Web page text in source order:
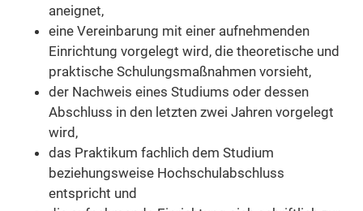
aneignet,
eine Vereinbarung mit einer aufnehmenden
Einrichtung vorgelegt wird, die theoretische und
praktische Schulungsmaßnahmen vorsieht,
der Nachweis eines Studiums oder dessen
Abschluss in den letzten zwei Jahren vorgelegt
wird,
das Praktikum fachlich dem Studium
beziehungsweise Hochschulabschluss
entspricht und